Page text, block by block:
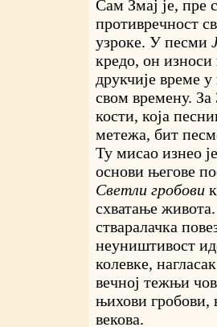
Сам Змај је, пре
противречност
узроке. У песми
кредо, он износи
друкчије време
свом времену. За
кости, која
метежа, бит
Ту мисао изнео
основи његове
Светли гробови
схватање
стваралачка
неуништивост
колевке,
вечној тежњи
њихови гробови,
векова.